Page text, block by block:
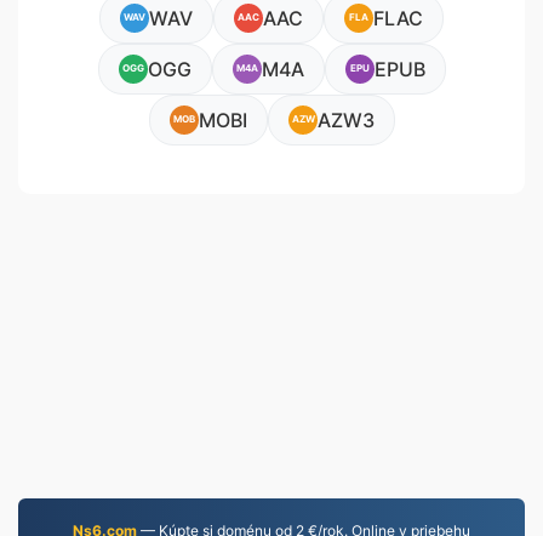
WAV WAV AAC AAC FLA FLAC
OGG OGG M4A M4A EPU EPUB
MOB MOBI AZWAZW3
Ns6.com — Kúpte si doménu od 2 €/rok. Online v priebehu